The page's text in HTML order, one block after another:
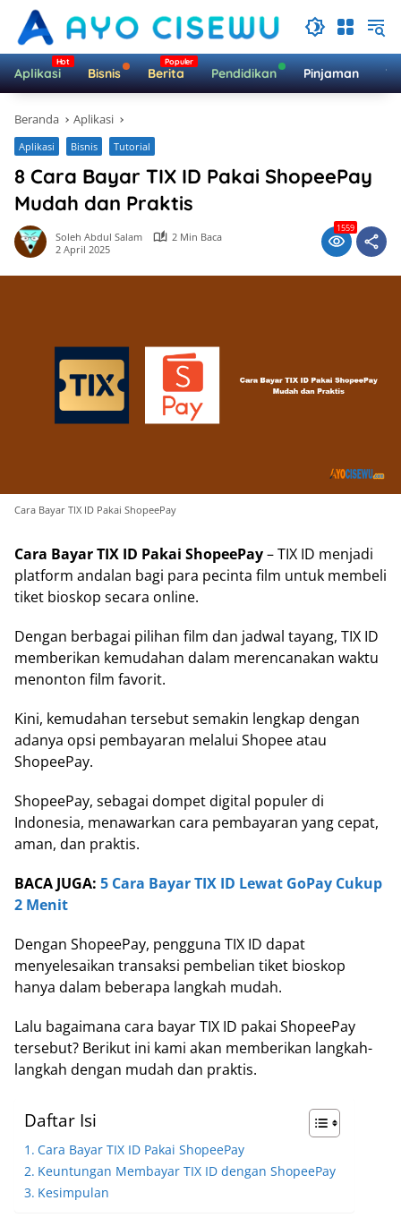
Langsung
konten
Aplikasi Bisnis Berita Pendidikan Pinjaman
Beranda Aplikasi
Aplikasi Bisnis Tutorial
8 Cara Bayar TIX ID Pakai ShopeePay
Mudah dan Praktis
Soleh Abdul Salam
2 Min Baca
2 April 2025
1559
Cara Bayar TIX ID Pakai ShopeePay
Cara Bayar TIX ID Pakai ShopeePay– TIX ID menjadi
platform andalan bagi para pecinta film untuk membeli
tiket bioskop secara online.
Dengan berbagai pilihan film dan jadwal tayang, TIX ID
memberikan kemudahan dalam merencanakan waktu
menonton film favorit.
Kini, kemudahan tersebut semakin lengkap dengan
adanya opsi pembayaran melalui Shopee atau
ShopeePay.
ShopeePay, sebagai dompet digital populer di
Indonesia, menawarkan cara pembayaran yang cepat,
aman, dan praktis.
BACA JUGA: 5 Cara Bayar TIX ID Lewat GoPay Cukup
2 Menit
Dengan ShopeePay, pengguna TIX ID dapat
menyelesaikan transaksi pembelian tiket bioskop
hanya dalam beberapa langkah mudah.
Lalu bagaimana cara bayar TIX ID pakai ShopeePay
tersebut? Berikut ini kami akan memberikan langkah-
langkah dengan mudah dan praktis.
Daftar Isi
Cara Bayar TIX ID Pakai ShopeePay
Keuntungan Membayar TIX ID dengan ShopeePay
Kesimpulan